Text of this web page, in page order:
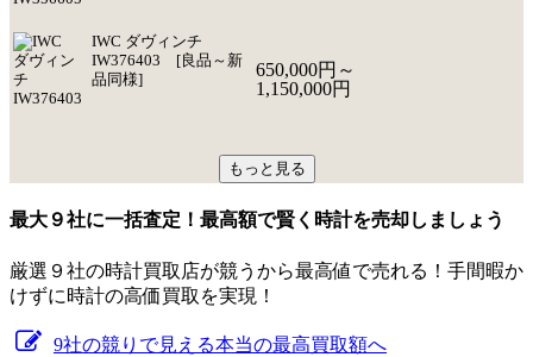
IWC ダヴィンチ
IW376403 [良品～新
品同様]
650,000円～
1,150,000円
もっと見る
最大９社に一括査定！ 最高額で賢く時計を売却しましょう
厳選９社の時計買取店が競うから最高値で売れる！手間暇か
けずに時計の高価買取を実現！
9社の競りで見える本当の最高買取額へ